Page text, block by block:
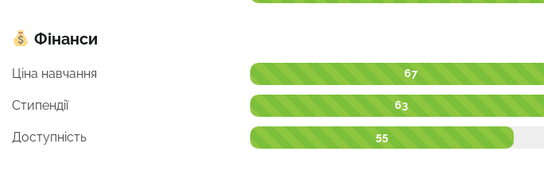
Фінанси
Ціна навчання 67
Стипендії 63
Доступність 55